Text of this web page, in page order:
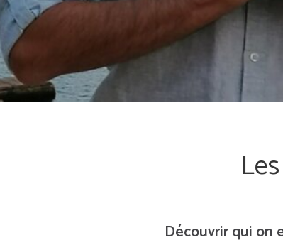
Découvrir qui on